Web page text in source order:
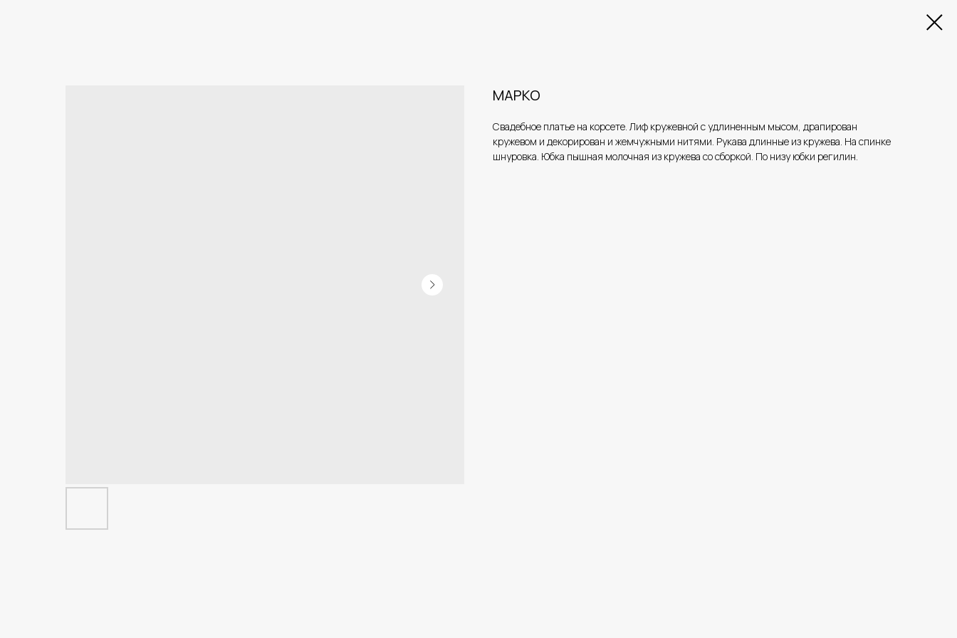
МАРКО
Свадебное платье на корсете. Лиф кружевной с удлиненным мысом, драпирован
кружевом и декорирован и жемчужными нитями. Рукава длинные из кружева. На спинке
шнуровка. Юбка пышная молочная из кружева со сборкой. По низу юбки регилин.